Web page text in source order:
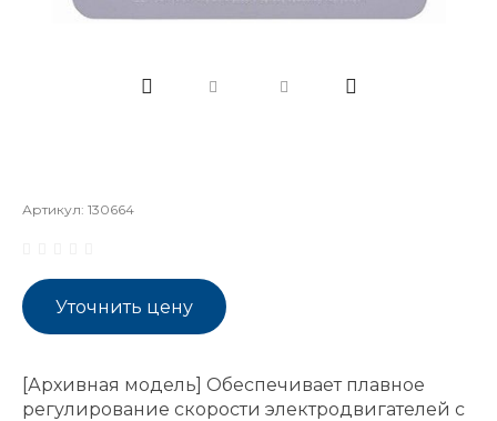
Артикул: 130664
Уточнить цену
[Архивная модель] Обеспечивает плавное
регулирование скорости электродвигателей с